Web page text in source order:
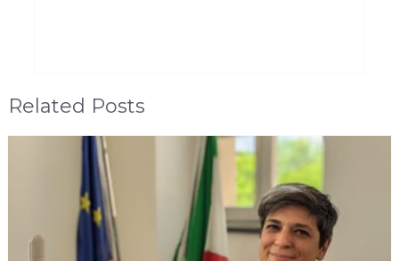
Related Posts